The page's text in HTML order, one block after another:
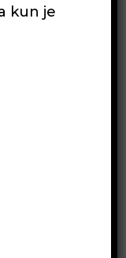
kun je